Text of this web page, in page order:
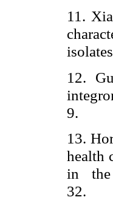
11.
12.
9.
13.
health
in
32.